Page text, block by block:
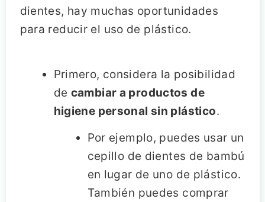
dientes, hay muchas oportunidades
para reducir el uso de plástico.
Primero, considera la posibilidad
de cambiar a productos de
higiene personal sin plástico.
Por ejemplo, puedes usar un
cepillo de dientes de bambú
en lugar de uno de plástico.
También puedes comprar